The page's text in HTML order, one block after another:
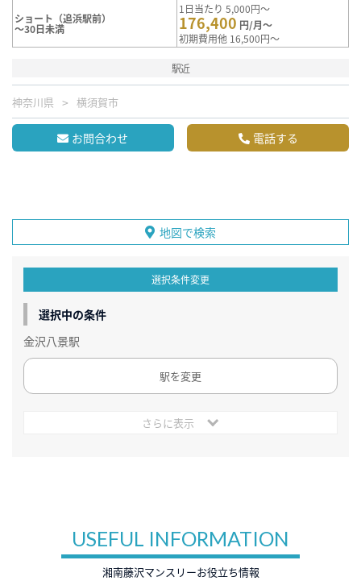
ショート（追浜駅前）
～30日未満
1日当たり 5,000円～
176,400 円/月～
初期費用他 16,500円～
駅近
神奈川県 横須賀市
お問合わせ 電話する
地図で検索
選択条件変更
選択中の条件
金沢八景駅
駅を変更
さらに表示
USEFUL INFORMATION
湘南藤沢マンスリーお役立ち情報